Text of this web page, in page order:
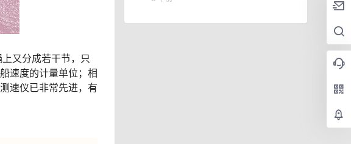
又分成若干节，只
速度的计量单位；相
速仪已非常先进，有